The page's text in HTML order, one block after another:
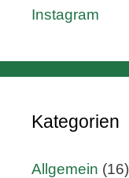
Instagram
Kategorien
Allgemein (16)